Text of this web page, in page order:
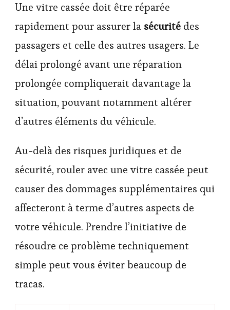
Une vitre cassée doit être réparée
rapidement pour assurer la sécurité des
passagers et celle des autres usagers. Le
délai prolongé avant une réparation
prolongée compliquerait davantage la
situation, pouvant notamment altérer
d’autres éléments du véhicule.
Au-delà des risques juridiques et de
sécurité, rouler avec une vitre cassée peut
causer des dommages supplémentaires qui
affecteront à terme d’autres aspects de
votre véhicule. Prendre l’initiative de
résoudre ce problème techniquement
simple peut vous éviter beaucoup de
tracas.